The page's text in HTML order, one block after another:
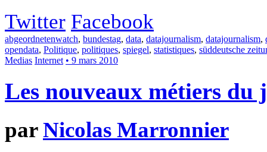
Twitter Facebook
abgeordnetenwatch, bundestag, data, datajournalism, datajournalism,
opendata, Politique, politiques, spiegel, statistiques, süddeutsche
Medias Internet • 9 mars 2010
Les nouveaux métiers du
parNicolas Marronnier